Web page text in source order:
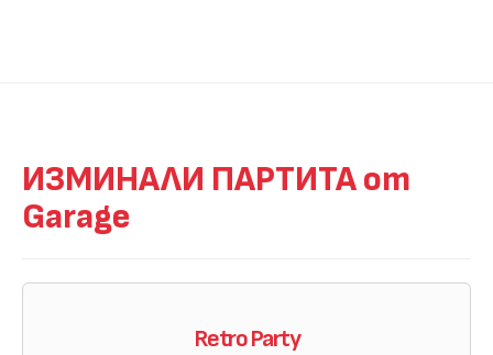
ИЗМИНАЛИ ПАРТИТА от
Garage
Retro Party